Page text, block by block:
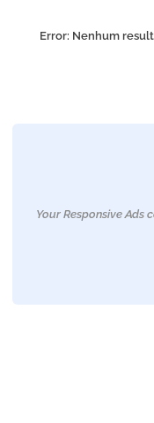
Error: Nenhum
Your Responsive Ads